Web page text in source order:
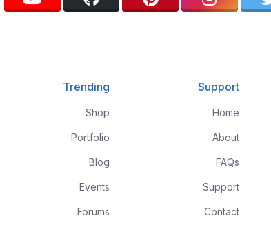
Support
Home
About
FAQs
Support
Contact
Trending
Shop
Portfolio
Blog
Events
Forums